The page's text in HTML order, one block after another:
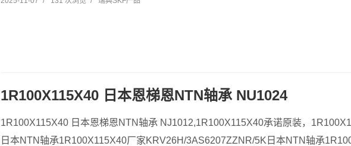
1R100X115X40 日本恩梯恩NTN轴承 NU1024
1R100X115X40 日本恩梯恩NTN轴承 NJ1012,1R100X115X40承诺原装，
日本NTN轴承1R100X115X40厂家KRV26H/3AS6207ZZNR/5K日本NTN轴承